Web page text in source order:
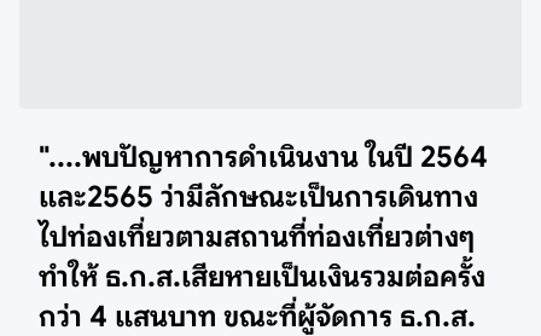
"....พบปัญหาการดำเนินงาน ในปี 2564
และ2565 ว่ามีลักษณะเป็นการเดินทาง
ไปท่องเที่ยวตามสถานที่ท่องเที่ยวต่างๆ
ทำให้ ธ.ก.ส.เสียหายเป็นเงินรวมต่อครั้ง
กว่า 4 แสนบาท ขณะที่ผู้จัดการ ธ.ก.ส.